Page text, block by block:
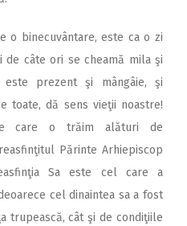
o binecuvântare, este ca o zi
de câte ori se cheamă mila şi
prezent şi mângâie, şi
toate, dă sens vieţii noastre!
care o trăim alături de
Părinte Arhiepiscop
Sa este cel care a
cel dinaintea sa a fost
trupească, cât şi de condiţiile